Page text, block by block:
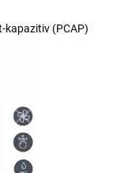
kapazitiv (PCAP)